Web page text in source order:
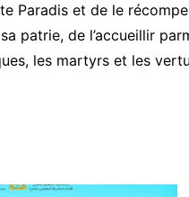
Paradis et de le
patrie, de l’accueillir
les martyrs et les